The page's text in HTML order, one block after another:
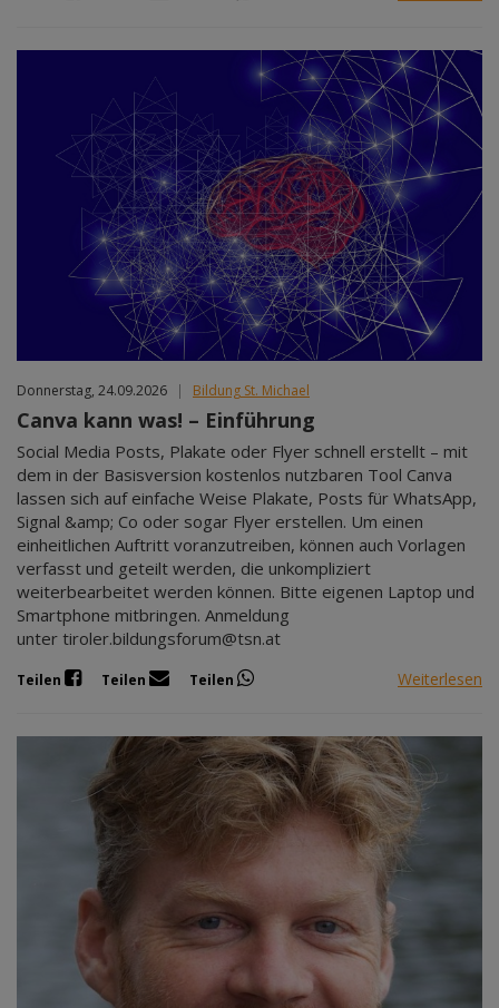
Donnerstag, 24.09.2026 | Bildung St. Michael
Canva kann was! – Einführung
Social Media Posts, Plakate oder Flyer schnell erstellt – mit
dem in der Basisversion kostenlos nutzbaren Tool Canva
lassen sich auf einfache Weise Plakate, Posts für WhatsApp,
Signal &amp; Co oder sogar Flyer erstellen. Um einen
einheitlichen Auftritt voranzutreiben, können auch Vorlagen
verfasst und geteilt werden, die unkompliziert
weiterbearbeitet werden können. Bitte eigenen Laptop und
Smartphone mitbringen. Anmeldung
unter tiroler.bildungsforum@tsn.at
Teilen Teilen Teilen Weiterlesen